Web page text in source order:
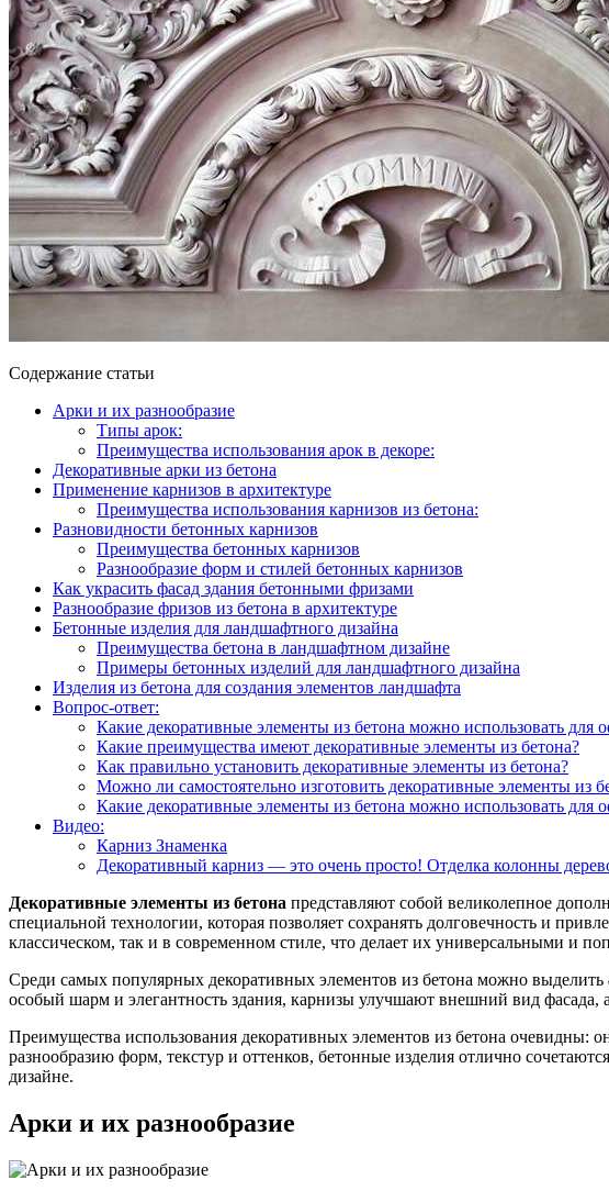
Содержание статьи
Арки и их разнообразие
Типы арок:
Преимущества использования арок в декоре:
Декоративные арки из бетона
Применение карнизов в архитектуре
Преимущества использования карнизов из бетона:
Разновидности бетонных карнизов
Преимущества бетонных карнизов
Разнообразие форм и стилей бетонных карнизов
Как украсить фасад здания бетонными фризами
Разнообразие фризов из бетона в архитектуре
Бетонные изделия для ландшафтного дизайна
Преимущества бетона в ландшафтном дизайне
Примеры бетонных изделий для ландшафтного дизайна
Изделия из бетона для создания элементов ландшафта
Вопрос-ответ:
Какие декоративные элементы из бетона можно использовать для
Какие преимущества имеют декоративные элементы из бетона?
Как правильно установить декоративные элементы из бетона?
Можно ли самостоятельно изготовить декоративные элементы из
Какие декоративные элементы из бетона можно использовать для
Видео:
Карниз Знаменка
Декоративный карниз — это очень просто! Отделка колонны
Декоративные элементы из бетона представляют собой великолепное
специальной технологии, которая позволяет сохранять долговечность и
классическом, так и в современном стиле, что делает их универсальными и
Среди самых популярных декоративных элементов из бетона можно выделить
особый шарм и элегантность здания, карнизы улучшают внешний вид
Преимущества использования декоративных элементов из бетона очевидны:
разнообразию форм, текстур и оттенков, бетонные изделия отлично
дизайне.
Арки и их разнообразие